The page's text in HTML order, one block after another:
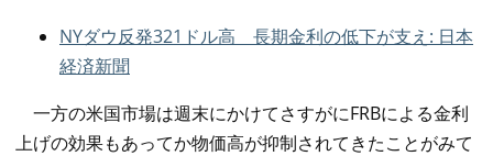
NYダウ反発321ドル高 長期金利の低下が支え: 日本
経済新聞
一方の米国市場は週末にかけてさすがにFRBによる金利
上げの効果もあってか物価高が抑制されてきたことがみて